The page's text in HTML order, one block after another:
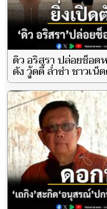
ดิว อริสรา ปล่อยช็อ
ดัง วู้ดดี้ ล่ำซำ ชาวเ